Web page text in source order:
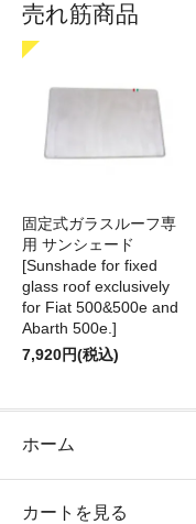
売れ筋商品
固定式ガラスルーフ専
用 サンシェード
[Sunshade for fixed
glass roof exclusively
for Fiat 500&500e and
Abarth 500e.]
7,920円(税込)
ホーム
カートを見る